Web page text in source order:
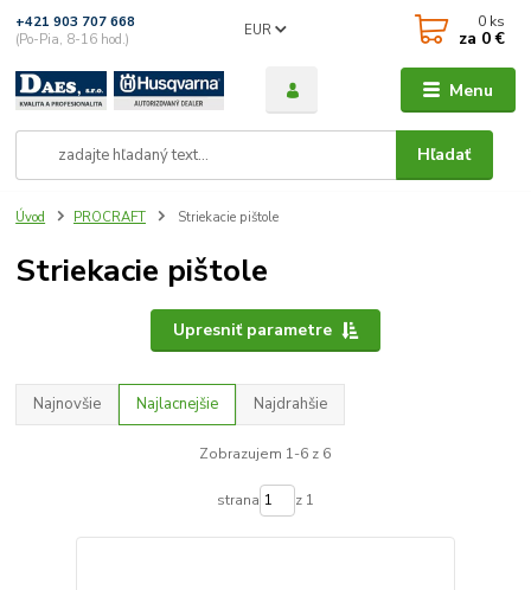
Menu
EUR
Hľadať
+421 903 707 668
(Po-Pia, 8-16 hod.)
0 ks
za 0 €
Úvod PROCRAFT Striekacie pištole
Striekacie pištole
Upresniť parametre
Najnovšie Najlacnejšie Najdrahšie
Zobrazujem 1-6 z 6
strana z 1